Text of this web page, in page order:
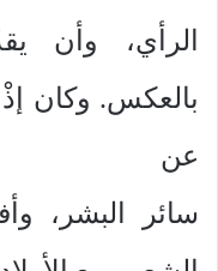
الرأي، وأن
بالعكس. وكان إذْ
عن
سائر البشر،